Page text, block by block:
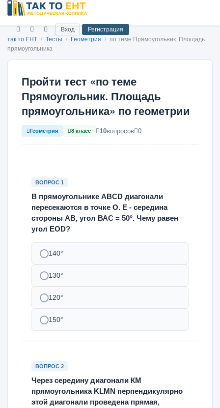
Вход
Регистрация
так то ЕНТ / Тесты / Геометрия / по теме Прямоугольник. Площадь
прямоугольника
Пройти тест «по теме
Прямоугольник. Площадь
прямоугольника» по геометрии
Геометрия 8 класс 10вопросов 0
ВОПРОС 1
В прямоугольнике ABCD диагонали
пересекаются в точке О. Е - середина
стороны АВ, угол ВАС = 50°. Чему равен
угол EOD?
140°
130°
120°
150°
ВОПРОС 2
Через середину диагонали КМ
прямоугольника KLMN перпендикулярно
этой диагонали проведена прямая,